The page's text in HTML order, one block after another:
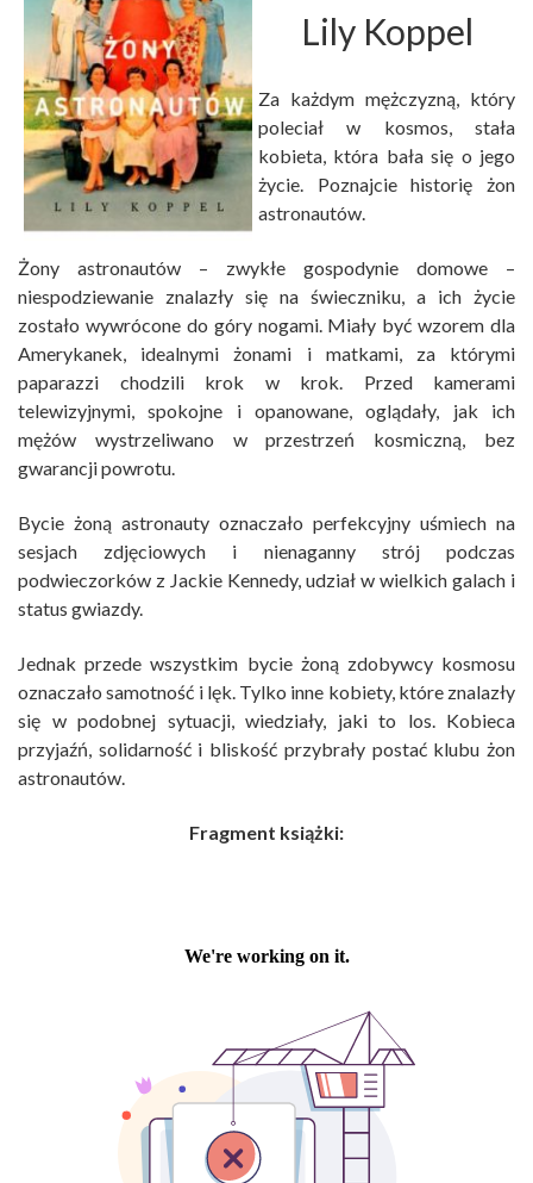
Lily Koppel
Za każdym mężczyzną, który
poleciał w kosmos, stała
kobieta, która bała się o jego
życie. Poznajcie historię żon
astronautów.
Żony astronautów – zwykłe gospodynie domowe –
niespodziewanie znalazły się na świeczniku, a ich życie
zostało wywrócone do góry nogami. Miały być wzorem dla
Amerykanek, idealnymi żonami i matkami, za którymi
paparazzi chodzili krok w krok. Przed kamerami
telewizyjnymi, spokojne i opanowane, oglądały, jak ich
mężów wystrzeliwano w przestrzeń kosmiczną, bez
gwarancji powrotu.
Bycie żoną astronauty oznaczało perfekcyjny uśmiech na
sesjach zdjęciowych i nienaganny strój podczas
podwieczorków z Jackie Kennedy, udział w wielkich galach i
status gwiazdy.
Jednak przede wszystkim bycie żoną zdobywcy kosmosu
oznaczało samotność i lęk. Tylko inne kobiety, które znalazły
się w podobnej sytuacji, wiedziały, jaki to los. Kobieca
przyjaźń, solidarność i bliskość przybrały postać klubu żon
astronautów.
Fragment książki: